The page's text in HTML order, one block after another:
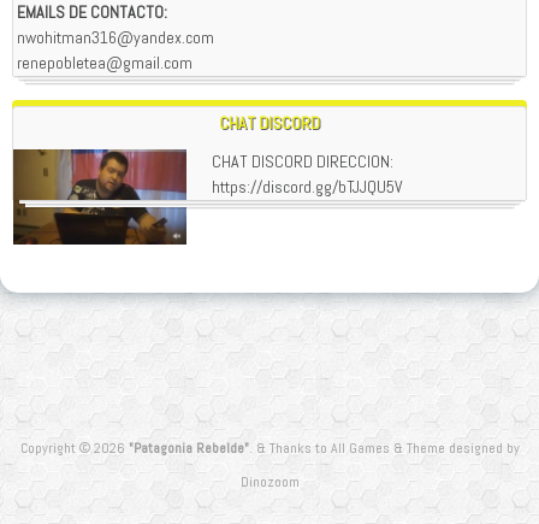
EMAILS DE CONTACTO:
nwohitman316@yandex.com
renepobletea@gmail.com
CHAT DISCORD
CHAT DISCORD DIRECCION:
https://discord.gg/bTJJQU5V
Copyright © 2026 "Patagonia Rebelde". & Thanks to All Games & Theme designed by
Dinozoom